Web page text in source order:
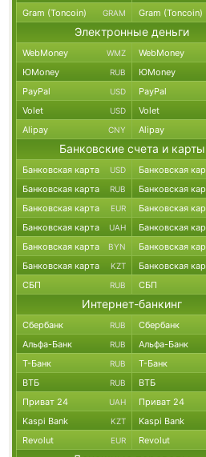
Gram (Toncoin) GRAM Gram (Toncoin)
Электронные деньги
WebMoney WMZ WebMoney
ЮMoney RUB ЮMoney
PayPal USD PayPal
Volet USD Volet
Alipay CNY Alipay
Банковские счета и карты
Банковская карта USD Банковская
Банковская карта RUB Банковская
Банковская карта EUR Банковская
Банковская карта UAH Банковская
Банковская карта BYN Банковская
Банковская карта KZT Банковская
СБП RUB СБП
Интернет-банкинг
Сбербанк RUB Сбербанк
Альфа-Банк RUB Альфа-Банк
Т-Банк RUB Т-Банк
ВТБ RUB ВТБ
Приват 24 UAH Приват 24
Kaspi Bank KZT Kaspi Bank
Revolut EUR Revolut